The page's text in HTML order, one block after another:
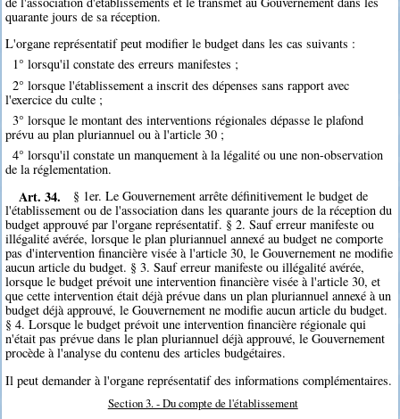
quarante jours de sa réception.
L'organe représentatif peut modifier le budget dans les cas suivants :
1° lorsqu'il constate des erreurs manifestes ;
2° lorsque l'établissement a inscrit des dépenses sans rapport avec
l'exercice du culte ;
3° lorsque le montant des interventions régionales dépasse le plafond
prévu au plan pluriannuel ou à l'article 30 ;
4° lorsqu'il constate un manquement à la légalité ou une non-observation
de la réglementation.
Art. 34.
§ 1er. Le Gouvernement arrête définitivement le budget de
l'établissement ou de l'association dans les quarante jours de la réception du
budget approuvé par l'organe représentatif. § 2. Sauf erreur manifeste ou
illégalité avérée, lorsque le plan pluriannuel annexé au budget ne comporte
pas d'intervention financière visée à l'article 30, le Gouvernement ne modifie
aucun article du budget. § 3. Sauf erreur manifeste ou illégalité avérée,
lorsque le budget prévoit une intervention financière visée à l'article 30, et
que cette intervention était déjà prévue dans un plan pluriannuel annexé à un
budget déjà approuvé, le Gouvernement ne modifie aucun article du budget.
§ 4. Lorsque le budget prévoit une intervention financière régionale qui
n'était pas prévue dans le plan pluriannuel déjà approuvé, le Gouvernement
procède à l'analyse du contenu des articles budgétaires.
Il peut demander à l'organe représentatif des informations complémentaires.
Section 3. - Du compte de l'établissement